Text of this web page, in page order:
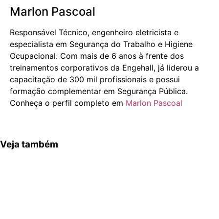
Marlon Pascoal
Responsável Técnico, engenheiro eletricista e
especialista em Segurança do Trabalho e Higiene
Ocupacional. Com mais de 6 anos à frente dos
treinamentos corporativos da Engehall, já liderou a
capacitação de 300 mil profissionais e possui
formação complementar em Segurança Pública.
Conheça o perfil completo em Marlon Pascoal
Veja também